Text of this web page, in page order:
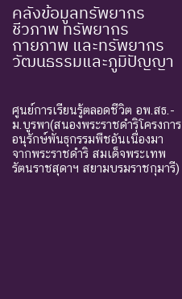
คลังข้อมูลทรัพยากร
ชีวภาพ ทรัพยากร
กายภาพ และทรัพยากร
วัฒนธรรมและภูมิปัญญา
ศูนย์การเรียนรู้ตลอดชีวิต อพ.สธ.-
ม.บูรพา(สนองพระราชดำริโครงการ
อนุรักษ์พันธุกรรมพืชอันเนื่องมา
จากพระราชดำริ สมเด็จพระเทพ
รัตนราชสุดาฯ สยามบรมราชกุมารี)